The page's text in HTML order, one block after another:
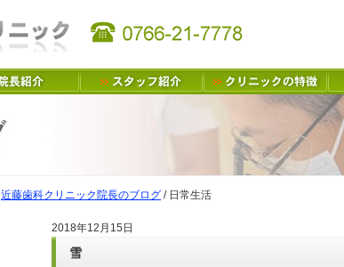
近藤歯科クリニック院長のブログ / 日常生活
2018年12月15日
雪